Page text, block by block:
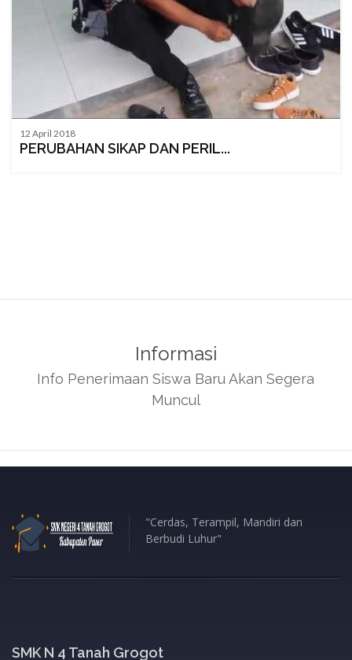
12 April 2018
PERUBAHAN SIKAP DAN PERIL...
Informasi
Info Penerimaan Siswa Baru Akan Segera
Muncul
"Cerdas, Terampil, Mandiri dan
Berbudi Luhur"
SMK N 4 Tanah Grogot